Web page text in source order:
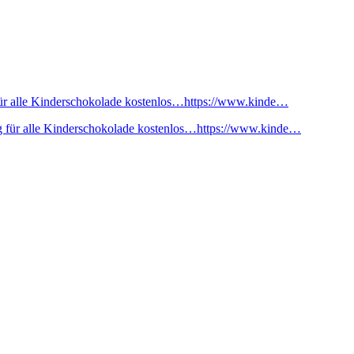
alle Kinderschokolade kostenlos…https://www.kinde…
für alle Kinderschokolade kostenlos…https://www.kinde…